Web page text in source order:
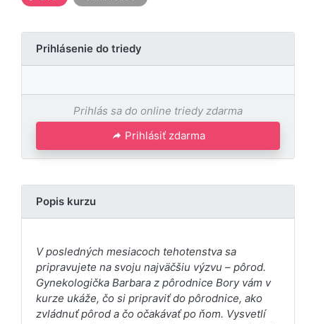
Prihlásenie do triedy
Prihlás sa do online triedy zdarma
Prihlásiť zdarma
Popis kurzu
V posledných mesiacoch tehotenstva sa
pripravujete na svoju najväčšiu výzvu – pôrod.
Gynekologička Barbara z pôrodnice Bory vám v
kurze ukáže, čo si pripraviť do pôrodnice, ako
zvládnuť pôrod a čo očakávať po ňom. Vysvetlí